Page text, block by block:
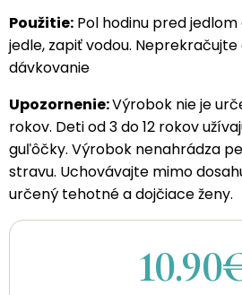
Použitie: Pol hodinu pred
jedle, zapiť vodou.
dávkovanie
Upozornenie:Výrobok nie je
rokov. Deti od 3 do 12 rokov
guľôčky. Výrobok nenahrádza
stravu. Uchovávajte mimo
určený tehotné a dojčiace ženy.